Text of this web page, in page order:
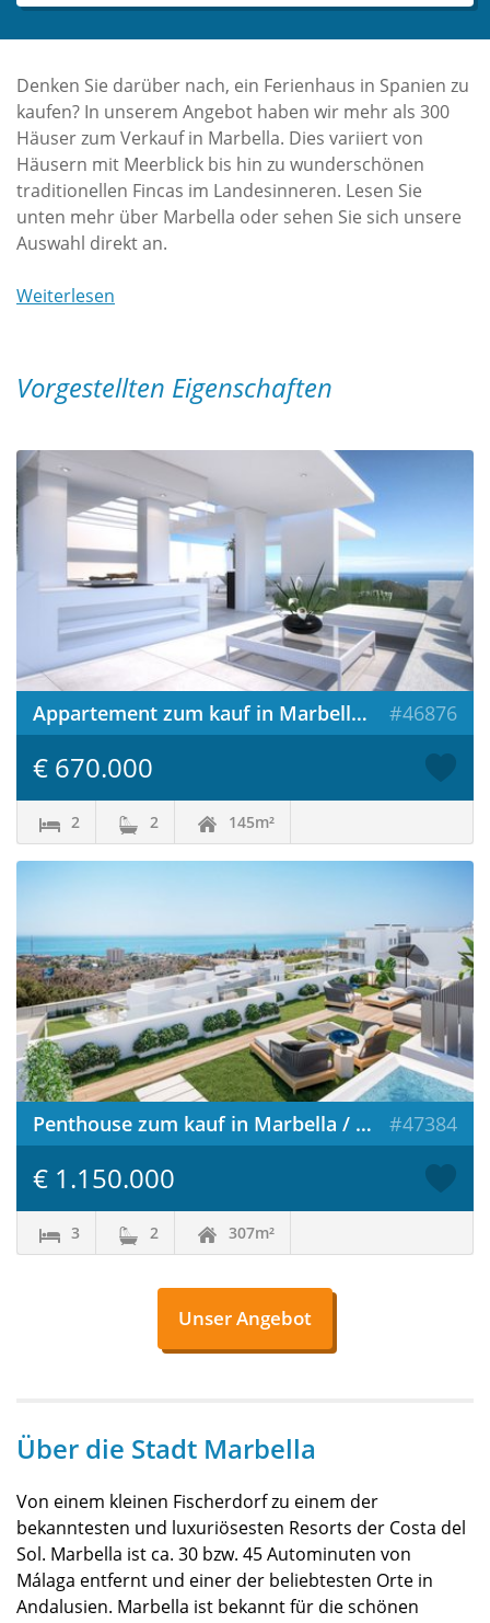
Denken Sie darüber nach, ein Ferienhaus in Spanien zu
kaufen? In unserem Angebot haben wir mehr als 300
Häuser zum Verkauf in Marbella. Dies variiert von
Häusern mit Meerblick bis hin zu wunderschönen
traditionellen Fincas im Landesinneren. Lesen Sie
unten mehr über Marbella oder sehen Sie sich unsere
Auswahl direkt an.
Weiterlesen
Vorgestellten Eigenschaften
Appartement zum kauf in Marbella / Spanien #46876
€ 670.000
2 2 145m²
Penthouse zum kauf in Marbella / Spanien #47384
€ 1.150.000
3 2 307m²
Unser Angebot
Über die Stadt Marbella
Von einem kleinen Fischerdorf zu einem der
bekanntesten und luxuriösesten Resorts der Costa del
Sol. Marbella ist ca. 30 bzw. 45 Autominuten von
Málaga entfernt und einer der beliebtesten Orte in
Andalusien. Marbella ist bekannt für die schönen